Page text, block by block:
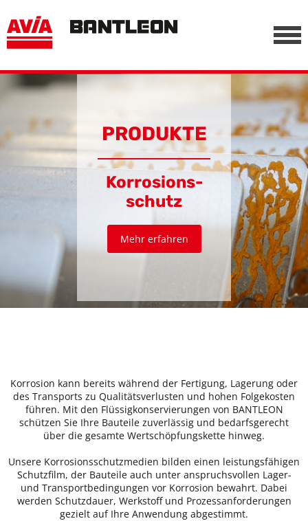
-->
PRODUKTE
Korrosions­
schutz
Mehr erfahren
Korrosion kann bereits während der Fertigung, Lagerung oder
des Transports zu Qualitätsverlusten und hohen Folgekosten
führen. Mit den Flüssigkonservierungen von BANTLEON
schützen Sie Ihre Bauteile zuverlässig und bedarfsgerecht
über die gesamte Wertschöpfungskette hinweg.
Unsere Korrosionsschutzmedien bilden einen leistungsfähigen
Schutzfilm, der Bauteile auch unter anspruchsvollen Lager-
und Transportbedingungen vor Korrosion bewahrt. Dabei
werden Schutzdauer, Werkstoff und Prozessanforderungen
gezielt auf Ihre Anwendung abgestimmt.